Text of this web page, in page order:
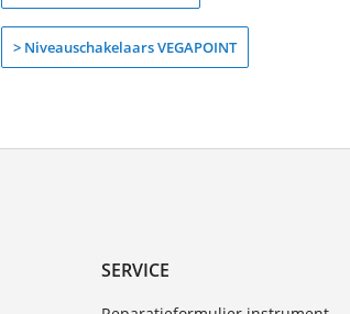
> Niveauschakelaars VEGAPOINT
SERVICE